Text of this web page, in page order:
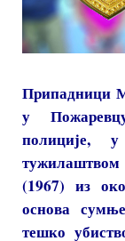
Припадници
у
полиције,
(1967) из
основа
тешко